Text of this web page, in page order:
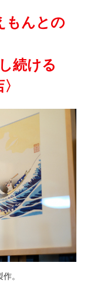
もんとの
続ける
。